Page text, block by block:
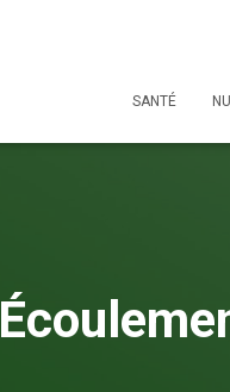
SANTÉ